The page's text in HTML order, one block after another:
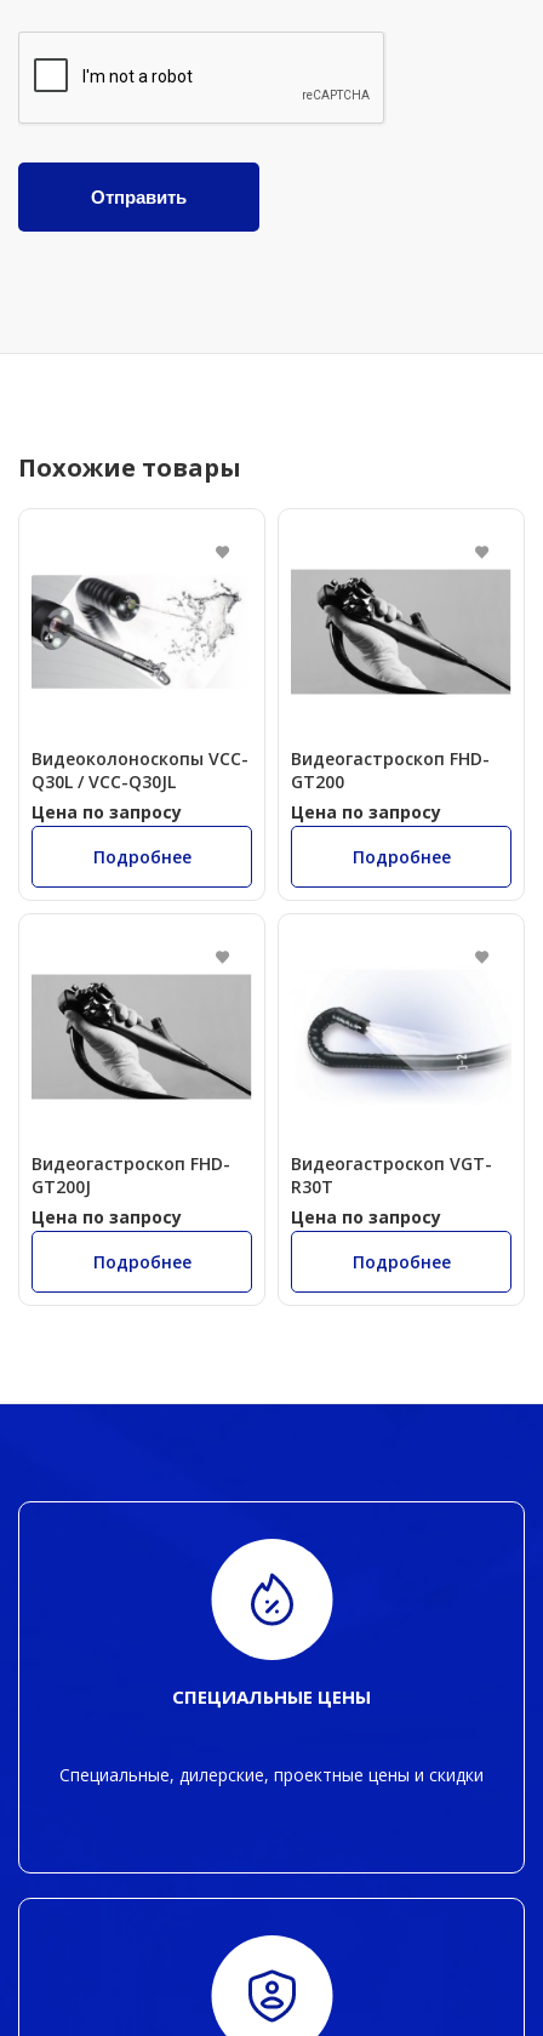
Отправить
Похожие товары
Видеоколоноскопы VCC-
Q30L / VCC-Q30JL
Цена по запросу
Подробнее
Видеогастроскоп FHD-
GT200
Цена по запросу
Подробнее
Видеогастроскоп FHD-
GT200J
Цена по запросу
Подробнее
Видеогастроскоп VGT-
R30T
Цена по запросу
Подробнее
СПЕЦИАЛЬНЫЕ ЦЕНЫ
Специальные, дилерские, проектные цены и скидки